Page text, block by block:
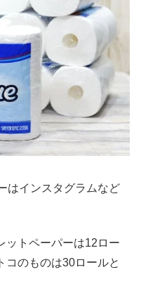
はインスタグラムなど
ットペーパーは12ロー
コのものは30ロールと